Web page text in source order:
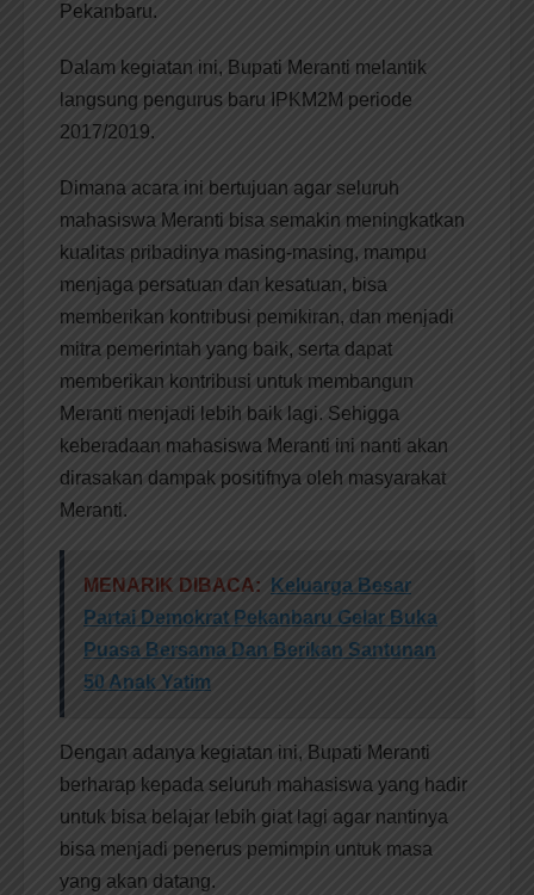
Pekanbaru.
Dalam kegiatan ini, Bupati Meranti melantik
langsung pengurus baru IPKM2M periode
2017/2019.
Dimana acara ini bertujuan agar seluruh
mahasiswa Meranti bisa semakin meningkatkan
kualitas pribadinya masing-masing, mampu
menjaga persatuan dan kesatuan, bisa
memberikan kontribusi pemikiran, dan menjadi
mitra pemerintah yang baik, serta dapat
memberikan kontribusi untuk membangun
Meranti menjadi lebih baik lagi. Sehigga
keberadaan mahasiswa Meranti ini nanti akan
dirasakan dampak positifnya oleh masyarakat
Meranti.
MENARIK DIBACA:
Keluarga Besar
Partai Demokrat Pekanbaru Gelar Buka
Puasa Bersama Dan Berikan Santunan
50 Anak Yatim
Dengan adanya kegiatan ini, Bupati Meranti
berharap kepada seluruh mahasiswa yang hadir
untuk bisa belajar lebih giat lagi agar nantinya
bisa menjadi penerus pemimpin untuk masa
yang akan datang.